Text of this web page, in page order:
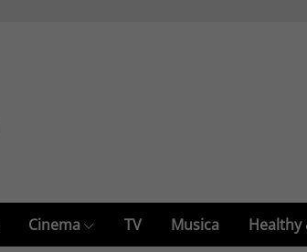
Cinema TV Musica Healthy